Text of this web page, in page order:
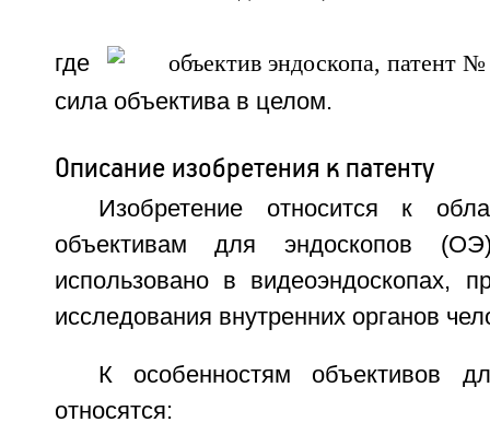
где
сила объектива в целом.
Описание изобретения к патенту
Изобретение относится к
объективам для эндоскопов
использовано в видеоэндоскопах,
исследования внутренних органов
К особенностям объективов
относятся: